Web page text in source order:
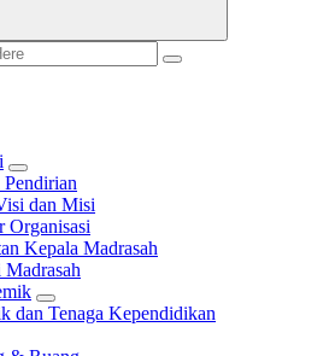
Pendirian
dan Misi
Organisasi
Kepala Madrasah
Madrasah
dan Tenaga Kependidikan